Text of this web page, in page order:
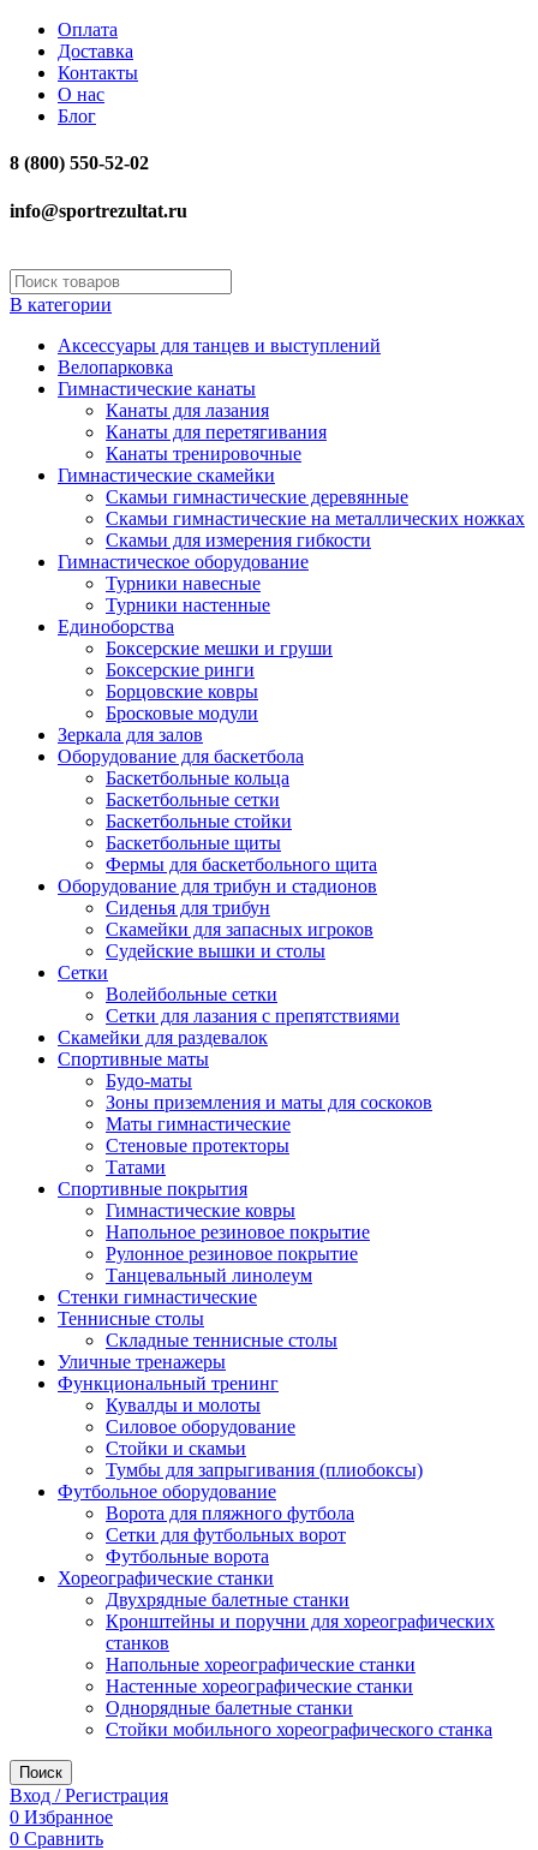
Оплата
Доставка
Контакты
О нас
Блог
8 (800) 550-52-02
info@sportrezultat.ru
В категории
Аксессуары для танцев и выступлений
Велопарковка
Гимнастические канаты
Канаты для лазания
Канаты для перетягивания
Канаты тренировочные
Гимнастические скамейки
Скамьи гимнастические деревянные
Скамьи гимнастические на металлических ножках
Скамьи для измерения гибкости
Гимнастическое оборудование
Турники навесные
Турники настенные
Единоборства
Боксерские мешки и груши
Боксерские ринги
Борцовские ковры
Бросковые модули
Зеркала для залов
Оборудование для баскетбола
Баскетбольные кольца
Баскетбольные сетки
Баскетбольные стойки
Баскетбольные щиты
Фермы для баскетбольного щита
Оборудование для трибун и стадионов
Сиденья для трибун
Скамейки для запасных игроков
Судейские вышки и столы
Сетки
Волейбольные сетки
Сетки для лазания с препятствиями
Скамейки для раздевалок
Спортивные маты
Будо-маты
Зоны приземления и маты для соскоков
Маты гимнастические
Стеновые протекторы
Татами
Спортивные покрытия
Гимнастические ковры
Напольное резиновое покрытие
Рулонное резиновое покрытие
Танцевальный линолеум
Стенки гимнастические
Теннисные столы
Складные теннисные столы
Уличные тренажеры
Функциональный тренинг
Кувалды и молоты
Силовое оборудование
Стойки и скамьи
Тумбы для запрыгивания (плиобоксы)
Футбольное оборудование
Ворота для пляжного футбола
Сетки для футбольных ворот
Футбольные ворота
Хореографические станки
Двухрядные балетные станки
Кронштейны и поручни для хореографических
станков
Напольные хореографические станки
Настенные хореографические станки
Однорядные балетные станки
Стойки мобильного хореографического станка
Поиск
Вход / Регистрация
0 Избранное
0 Сравнить